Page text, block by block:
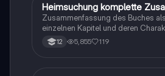
Deutsch
Heimsuchung komplette
Zusammenfassung des Buches
einzelnen Kapitel und deren
tabellarisch. Im Unterricht ohne KI
12 5,855 119